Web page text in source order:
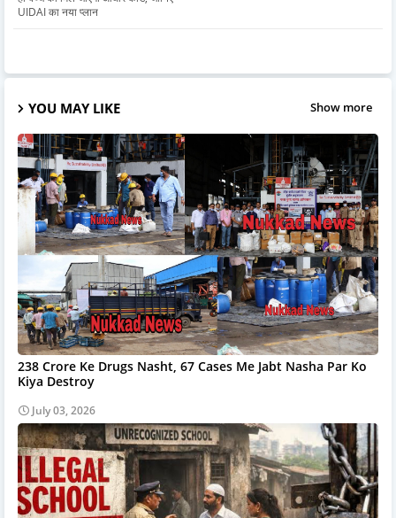
UIDAI का नया प्लान
YOU MAY LIKE Show more
238 Crore Ke Drugs Nasht, 67 Cases Me Jabt Nasha Par Ko
Kiya Destroy
July 03, 2026